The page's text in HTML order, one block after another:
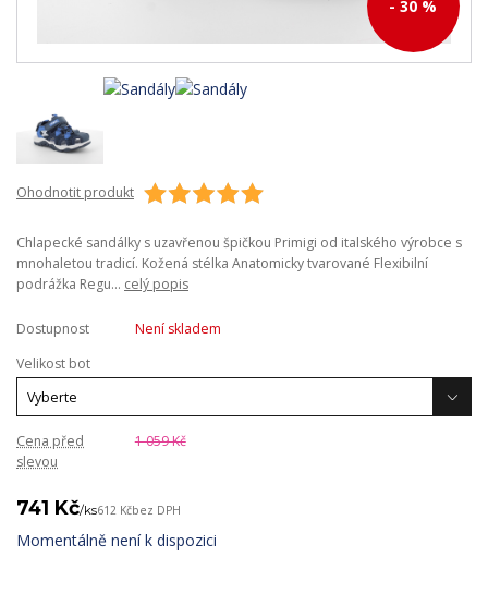
- 30 %
Ohodnotit produkt
Chlapecké sandálky s uzavřenou špičkou Primigi od italského výrobce s
mnohaletou tradicí. Kožená stélka Anatomicky tvarované Flexibilní
podrážka Regu... celý popis
Dostupnost
Není skladem
Velikost bot
Cena před
slevou
1 059 Kč
741 Kč/ks612 Kčbez DPH
Momentálně není k dispozici